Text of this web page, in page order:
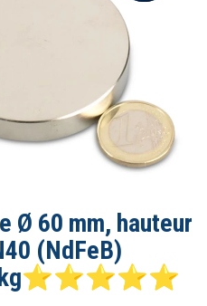
Ø 60 mm, hauteur
(NdFeB)
kg⭐⭐⭐⭐⭐